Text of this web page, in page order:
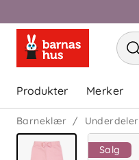
Produkter Merker
Barneklær Underdeler
Salg